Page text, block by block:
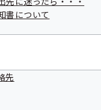
書について
先
る受
て